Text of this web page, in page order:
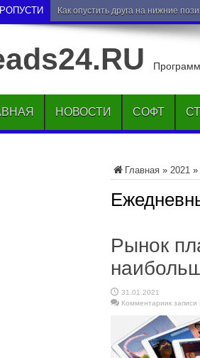
Как опустить друга на нижние
НОВОСТИ СОФТ
Главная » 2021 »
Рынок
31.01.2021
Комментариик